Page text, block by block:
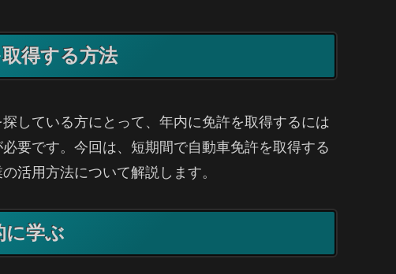
得する方法
している方にとって、年内に免許を取得するには
要です。今回は、短期間で自動車免許を取得する
活用方法について解説します。
に学ぶ